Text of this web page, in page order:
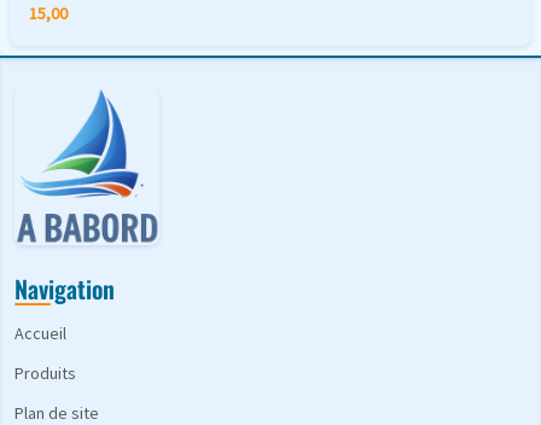
15,00
Navigation
Accueil
Produits
Plan de site